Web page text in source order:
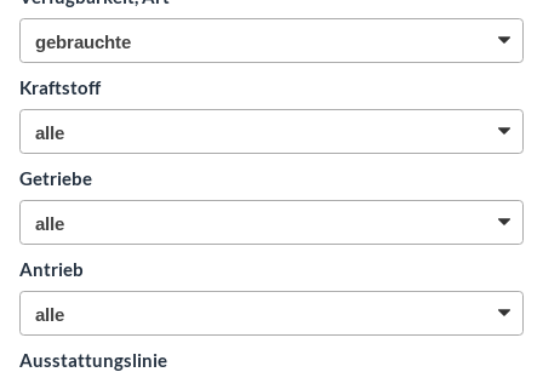
Kraftstoff
Getriebe
Antrieb
Ausstattungslinie